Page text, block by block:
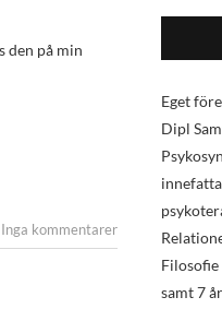
Inga kommentarer
Eget
Dipl
samt 7